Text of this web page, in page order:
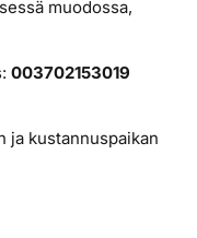
muodossa,
003702153019
ja kustannuspaikan